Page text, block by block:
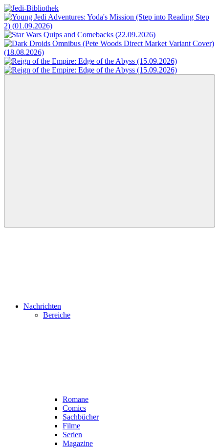
Zum
Inhalt
springen
Jedi-
Bibliothek
Das
Portal
für
Star
Wars-
Literatur
Nachrichten
Bereiche
Romane
Comics
Sachbücher
Filme
Serien
Magazine